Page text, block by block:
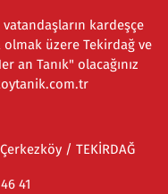
kardeşçe
olmak üzere Tekirdağ ve
an Tanık" olacağınız
/ TEKİRDAĞ
41